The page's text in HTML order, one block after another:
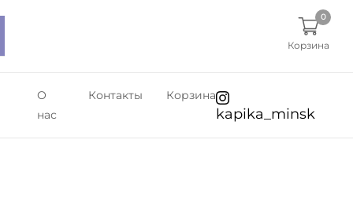
Корзина
0
О
нас
Контакты Корзина
kapika_minsk